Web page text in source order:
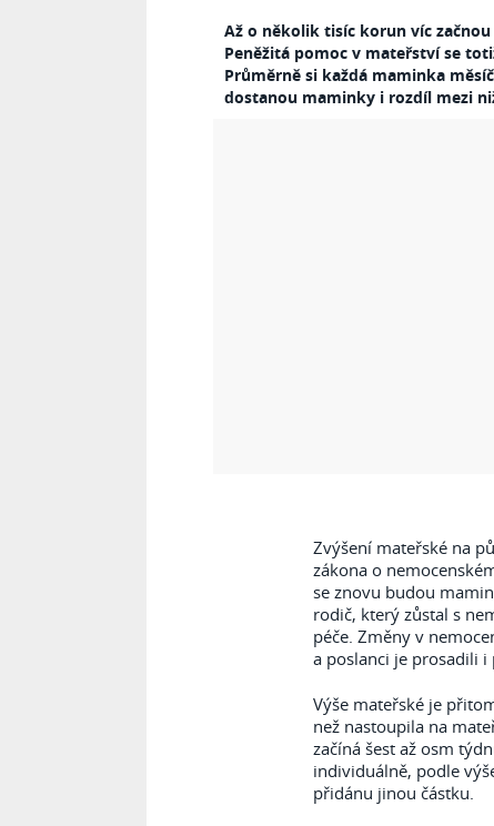
Až o několik tisíc korun víc
Peněžitá pomoc v mateřství se
Průměrně si každá maminka
dostanou maminky i rozdíl mezi
Zvýšení mateřské na
zákona o
se znovu budou
rodič, který zůstal s
péče. Změny v
a poslanci je prosadili i
Výše mateřské je
než nastoupila na
začíná šest až osm
individuálně, podle
přidánu jinou částku.